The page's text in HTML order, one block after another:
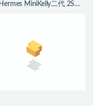
MiniKelly二代 2S